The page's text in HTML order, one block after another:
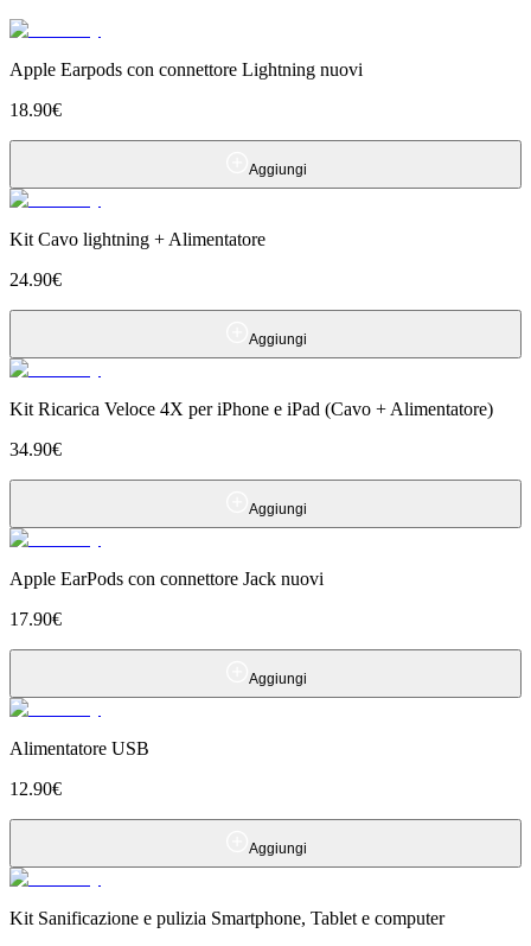
Apple Earpods con connettore Lightning nuovi
18.90€
Aggiungi
Kit Cavo lightning + Alimentatore
24.90€
Aggiungi
Kit Ricarica Veloce 4X per iPhone e iPad (Cavo + Alimentatore)
34.90€
Aggiungi
Apple EarPods con connettore Jack nuovi
17.90€
Aggiungi
Alimentatore USB
12.90€
Aggiungi
Kit Sanificazione e pulizia Smartphone, Tablet e computer